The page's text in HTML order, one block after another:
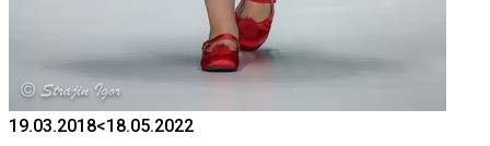
19.03.2018<18.05.2022